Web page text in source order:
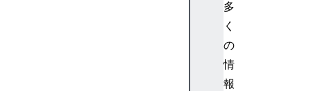
多
く
の
情
報